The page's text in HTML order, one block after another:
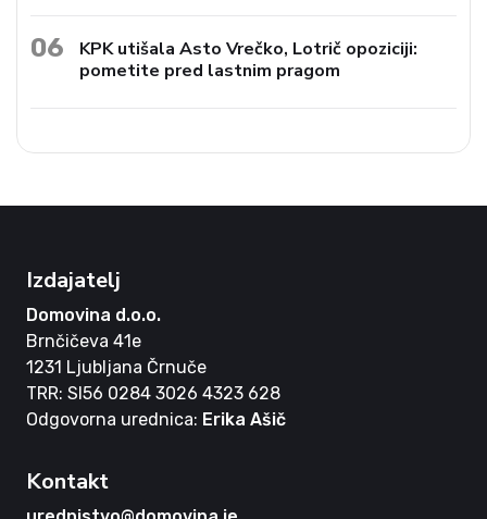
06
KPK utišala Asto Vrečko, Lotrič opoziciji:
pometite pred lastnim pragom
Izdajatelj
Domovina d.o.o.
Brnčičeva 41e
1231 Ljubljana Črnuče
TRR: SI56 0284 3026 4323 628
Odgovorna urednica: Erika Ašič
Kontakt